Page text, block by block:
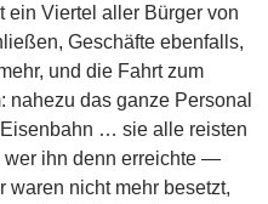
ein Viertel aller Bürger von
Geschäfte ebenfalls,
und die Fahrt zum
nahezu das ganze Personal
… sie alle reisten
ihn denn erreichte —
waren nicht mehr besetzt,